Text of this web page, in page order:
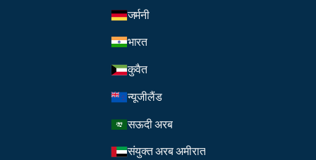
जर्मनी
भारत
कुवैत
न्यूजीलैंड
सऊदी अरब
संयुक्त अरब अमीरात